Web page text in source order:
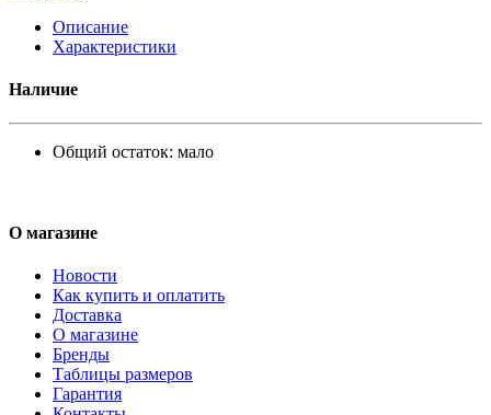
Описание
Характеристики
Наличие
Общий остаток: мало
О магазине
Новости
Как купить и оплатить
Доставка
О магазине
Бренды
Таблицы размеров
Гарантия